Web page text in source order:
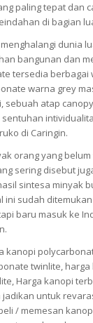
paling tepat dan
di bagian
dunia
bangunan dan
tersedia berbagai
warna grey
sebuah atap
di Caringin.
orang yang
sering disebut
sintesa minyak
sudah ditemukan
baru masuk ke
kanopi
twinlite, harga
Harga kanopi
untuk
/ memesan